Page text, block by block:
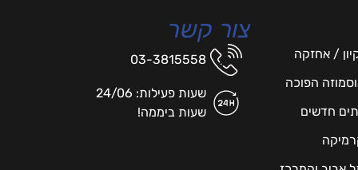
/ אחזקה
הפוכה
חדשים
צור קשר
03-3815558
שעות פעילות: 24/06
שעות ביממה!